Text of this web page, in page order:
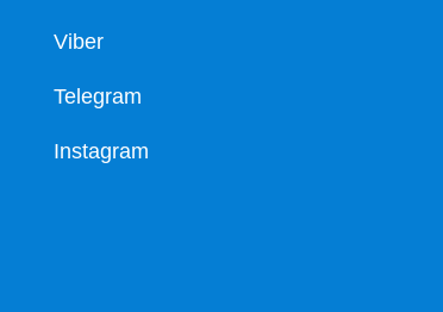
Viber
Telegram
Instagram